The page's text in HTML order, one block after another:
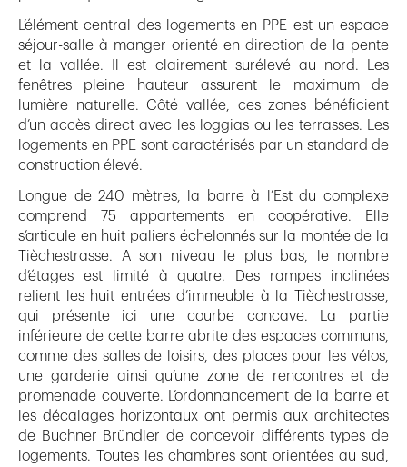
L’élément central des logements en PPE est un espace
séjour-salle à manger orienté en direction de la pente
et la vallée. Il est clairement surélevé au nord. Les
fenêtres pleine hauteur assurent le maximum de
lumière naturelle. Côté vallée, ces zones bénéficient
d’un accès direct avec les loggias ou les terrasses. Les
logements en PPE sont caractérisés par un standard de
construction élevé.
Longue de 240 mètres, la barre à l’Est du complexe
comprend 75 appartements en coopérative. Elle
s’articule en huit paliers échelonnés sur la montée de la
Tièchestrasse. A son niveau le plus bas, le nombre
d’étages est limité à quatre. Des rampes inclinées
relient les huit entrées d’immeuble à la Tièchestrasse,
qui présente ici une courbe concave. La partie
inférieure de cette barre abrite des espaces communs,
comme des salles de loisirs, des places pour les vélos,
une garderie ainsi qu’une zone de rencontres et de
promenade couverte. L’ordonnancement de la barre et
les décalages horizontaux ont permis aux architectes
de Buchner Bründler de concevoir différents types de
logements. Toutes les chambres sont orientées au sud,